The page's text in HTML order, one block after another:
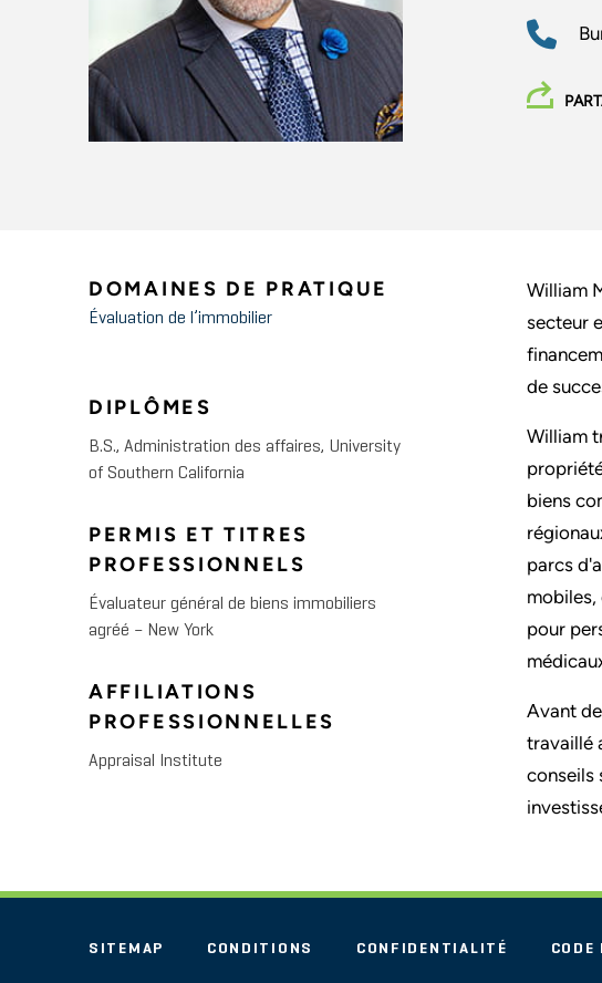
William
secteur
de
William
biens
parcs
mobiles,
pour
Avant
travaillé
conseils
DOMAINES DE PRATIQUE
Évaluation de l’immobilier
DIPLÔMES
B.S., Administration des affaires, University
of Southern California
PERMIS ET TITRES
PROFESSIONNELS
Évaluateur général de biens immobiliers
agréé – New York
AFFILIATIONS
PROFESSIONNELLES
Appraisal Institute
SITEMAP CONDITIONS CONFIDENTIALITÉ CODE